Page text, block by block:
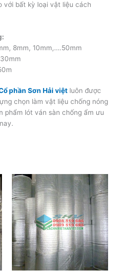
với bất kỳ loại vật liệu cách
8mm, 10mm,….50mm
phần Sơn Hải việt luôn được
chọn làm vật liệu chống nóng
phẩm lót ván sàn chống ẩm ưu